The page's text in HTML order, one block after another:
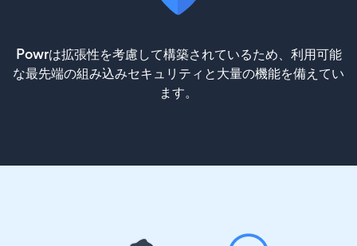
Powrは拡張性を考慮して構築されているため、利用可能
な最先端の組み込みセキュリティと大量の機能を備えてい
ます。